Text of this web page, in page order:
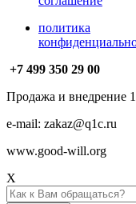
политика
+7 499 350 29 00
Продажа и внедрение
e-mail: zakaz@q1c.ru
www.good-will.org
X